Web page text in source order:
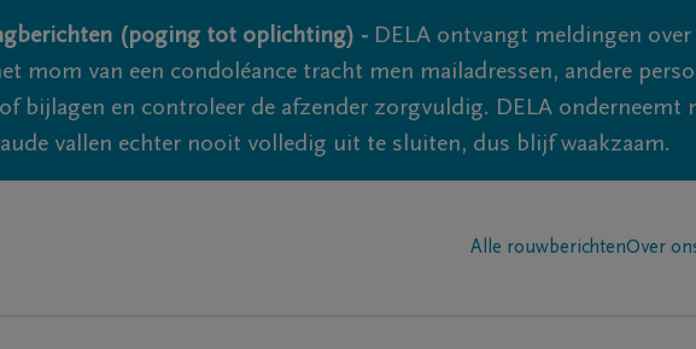
(poging tot oplichting) - DELA ontvangt meldingen
mom van een condoléance tracht men mailadressen, andere
bijlagen en controleer de afzender zorgvuldig. DELA onderneemt
vallen echter nooit volledig uit te sluiten, dus blijf waakzaam.
Alle rouwberichtenOver